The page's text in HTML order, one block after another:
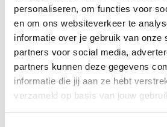
personaliseren, om functies voor
en om ons websiteverkeer te
informatie over je gebruik van onze
partners voor social media,
partners kunnen deze gegevens
informatie die jij aan ze hebt
verzameld op basis van jouw
het ook hygiënisch, want RVS kan
bijtende zuren en materialen. RVS
onderhoudsvriendelijk en makkelijk
andere materialen in je badkamer.
Productspecificatie
Artikelcode: